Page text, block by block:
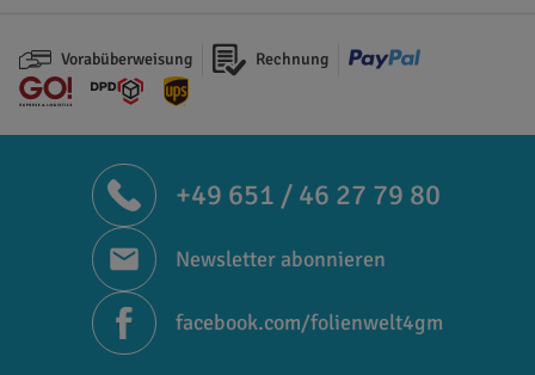
Vorabüberweisung Rechnung
+49 651 / 46 27 79 80
Newsletter abonnieren
facebook.com/folienwelt4gm